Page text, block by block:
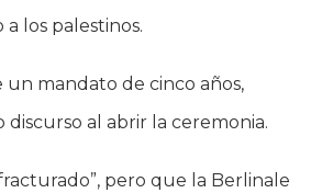
los palestinos.
mandato de cinco años,
al abrir la ceremonia.
pero que la Berlinale